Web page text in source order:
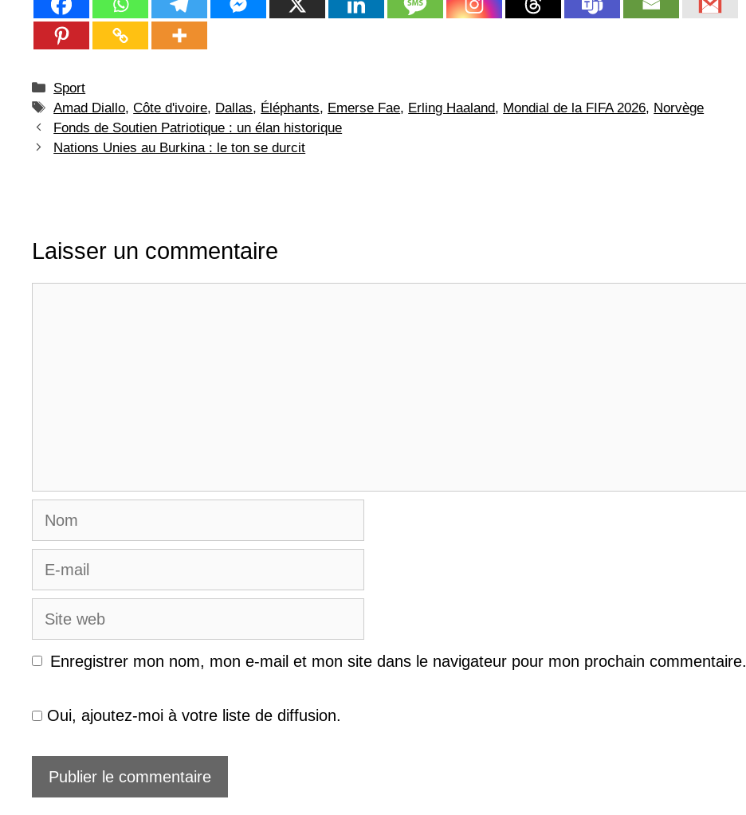
Catégories
Sport
Étiquettes
Amad Diallo,Côte d'ivoire, Dallas, Éléphants, Emerse Fae, Erling Haaland, Mondial de la FIFA 2026, Norvège
Fonds de Soutien Patriotique : un élan historique
Nations Unies au Burkina : le ton se durcit
Laisser un commentaire
Nom
E-
mail
Site
web
Enregistrer mon nom, mon e-mail et mon site dans le navigateur pour mon prochain commentaire.
Oui, ajoutez-moi à votre liste de diffusion.